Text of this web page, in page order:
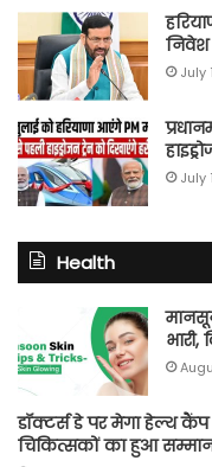
निवेश
July
July
Health
भारी,
डॉक्टर्स डे पर मेगा हेल्थ
चिकित्सकों का हुआ